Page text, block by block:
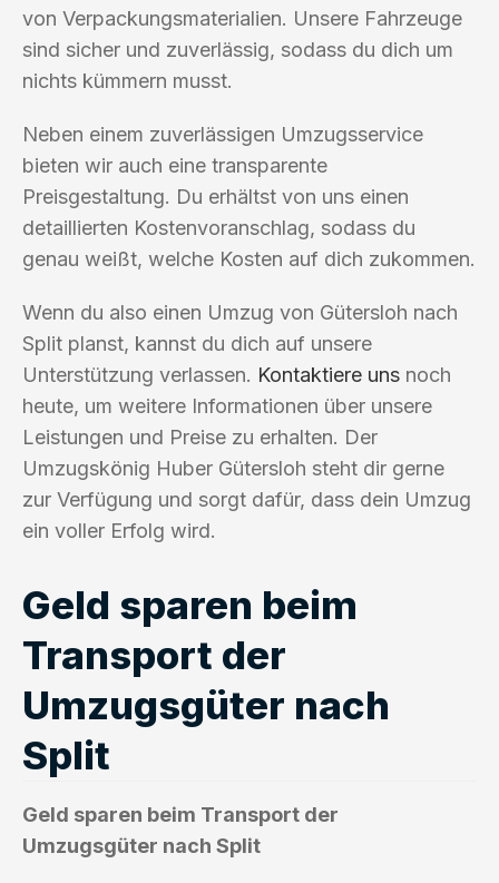
von Verpackungsmaterialien. Unsere Fahrzeuge
sind sicher und zuverlässig, sodass du dich um
nichts kümmern musst.
Neben einem zuverlässigen Umzugsservice
bieten wir auch eine transparente
Preisgestaltung. Du erhältst von uns einen
detaillierten Kostenvoranschlag, sodass du
genau weißt, welche Kosten auf dich zukommen.
Wenn du also einen Umzug von Gütersloh nach
Split planst, kannst du dich auf unsere
Unterstützung verlassen. Kontaktiere uns noch
heute, um weitere Informationen über unsere
Leistungen und Preise zu erhalten. Der
Umzugskönig Huber Gütersloh steht dir gerne
zur Verfügung und sorgt dafür, dass dein Umzug
ein voller Erfolg wird.
Geld sparen beim
Transport der
Umzugsgüter nach
Split
Geld sparen beim Transport der
Umzugsgüter nach Split